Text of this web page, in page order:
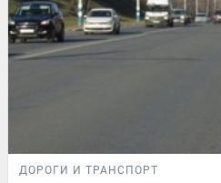
ДОРОГИ И ТРАНСПОРТ